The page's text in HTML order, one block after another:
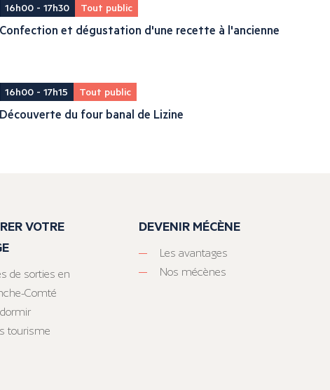
16h00 - 17h30 Tout public
Confection et dégustation d'une recette à l'ancienne
16h00 - 17h15 Tout public
Découverte du four banal de Lizine
VOTRE
de sorties en
Comté
tourisme
DEVENIR MÉCÈNE
Les avantages
Nos mécènes